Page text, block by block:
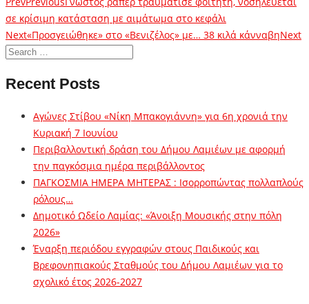
σε κρίσιμη κατάσταση με αιμάτωμα στο κεφάλι
Next«Προσγειώθηκε» στο «Βενιζέλος» με… 38 κιλά κάνναβηNext
Recent Posts
Αγώνες Στίβου «Νίκη Μπακογιάννη» για 6η χρονιά την
Κυριακή 7 Ιουνίου
Περιβαλλοντική δράση του Δήμου Λαμιέων με αφορμή
την παγκόσμια ημέρα περιβάλλοντος
ΠΑΓΚΟΣΜΙΑ ΗΜΕΡΑ ΜΗΤΕΡΑΣ : Ισορροπώντας πολλαπλούς
ρόλους…
Δημοτικό Ωδείο Λαμίας: «Άνοιξη Μουσικής στην πόλη
2026»
Έναρξη περιόδου εγγραφών στους Παιδικούς και
Βρεφονηπιακούς Σταθμούς του Δήμου Λαμιέων για το
σχολικό έτος 2026-2027